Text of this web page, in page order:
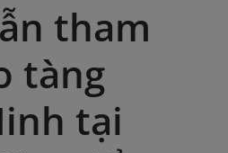
tham
tàng
tại